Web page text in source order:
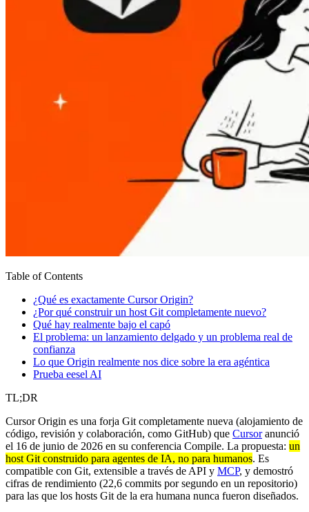
Table of Contents
¿Qué es exactamente Cursor Origin?
¿Por qué construir un host Git completamente nuevo?
Qué hay realmente bajo el capó
El problema: un lanzamiento delgado y un problema real de
confianza
Lo que Origin realmente nos dice sobre la era agéntica
Prueba eesel AI
TL;DR
Cursor Origin es una forja Git completamente nueva (alojamiento de
código, revisión y colaboración, como GitHub) que Cursoranunció
el 16 de junio de 2026 en su conferencia Compile. La propuesta: un
host Git construido para agentes de IA, no para humanos. Es
compatible con Git, extensible a través de API y MCP, y demostró
cifras de rendimiento (22,6 commits por segundo en un repositorio)
para las que los hosts Git de la era humana nunca fueron diseñados.